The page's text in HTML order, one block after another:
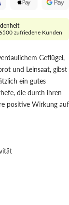
zufriedene Kunden
Geflügel,
und Leinsaat, gibst
ein gutes
die durch ihren
positive Wirkung auf